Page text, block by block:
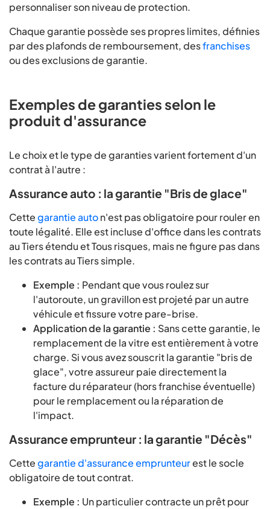
personnaliser son niveau de protection.
Chaque garantie possède ses propres limites, définies
par des plafonds de remboursement, desfranchises
ou des exclusions de garantie.
Exemples de garanties selon le
produit d'assurance
Le choix et le type de garanties varient fortement d'un
contrat à l'autre :
Assurance auto : la garantie "Bris de glace"
Cettegarantie auton'est pas obligatoire pour rouler en
toute légalité. Elle est incluse d'office dans les contrats
au Tiers étendu et Tous risques, mais ne figure pas dans
les contrats au Tiers simple.
Exemple : Pendant que vous roulez sur
l'autoroute, un gravillon est projeté par un autre
véhicule et fissure votre pare-brise.
Application de la garantie : Sans cette garantie, le
remplacement de la vitre est entièrement à votre
charge. Si vous avez souscrit la garantie "bris de
glace", votre assureur paie directement la
facture du réparateur (hors franchise éventuelle)
pour le remplacement ou la réparation de
l'impact.
Assurance emprunteur : la garantie "Décès"
Cettegarantie d'assurance emprunteurest le socle
obligatoire de tout contrat.
Exemple : Un particulier contracte un prêt pour